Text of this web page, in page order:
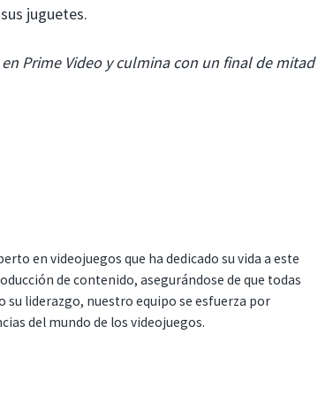
juguetes.
Prime Video y culmina con un final de mitad
en videojuegos que ha dedicado su vida a este
de contenido, asegurándose de que todas
su liderazgo, nuestro equipo se esfuerza por
del mundo de los videojuegos.